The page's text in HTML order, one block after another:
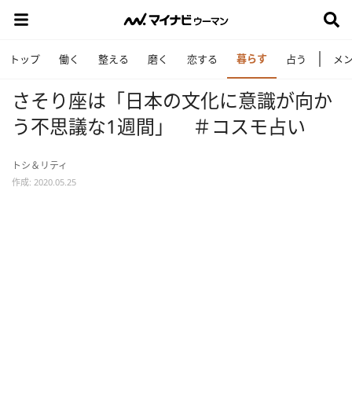
トップ 働く 整える 磨く 恋する 暮らす 占う メ
さそり座は「日本の文化に意識が向か
う不思議な1週間」 ＃コスモ占い
トシ＆リティ
作成: 2020.05.25